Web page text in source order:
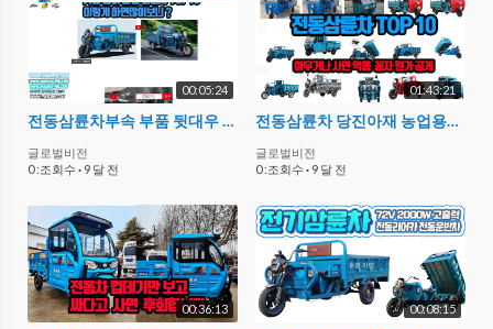
00:05:24
전동삼륜차부속 부품 뒷대우 기어조립방법 브레이크 축 대우구동축부속 지원
글로벌비전
0 :조회수 · 9 달 전
01:43:21
전동삼륜차 당진아재 농업용전동차 운반전기카트 TOP10
글로벌비전
0 :조회수 · 9 달 전
00:36:13 00:08:15